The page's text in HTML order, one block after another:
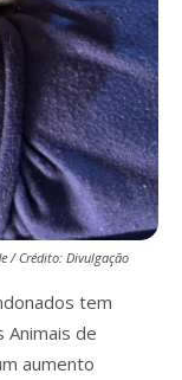
/ Crédito: Divulgação
tem
de
aumento